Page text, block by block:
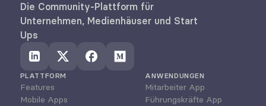
Die Community-Plattform für
Unternehmen, Medienhäuser und Start
Ups
PLATTFORM
Features
Mobile Apps
ANWENDUNGEN
Mitarbeiter App
Führungskräfte App